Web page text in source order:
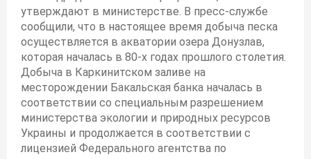
утверждают в министерстве. В пресс-службе
сообщили, что в настоящее время добыча песка
осуществляется в акватории озера Донузлав,
которая началась в 80-х годах прошлого столетия.
Добыча в Каркинитском заливе на
месторождении Бакальская банка началась в
соответствии со специальным разрешением
министерства экологии и природных ресурсов
Украины и продолжается в соответствии с
лицензией Федерального агентства по